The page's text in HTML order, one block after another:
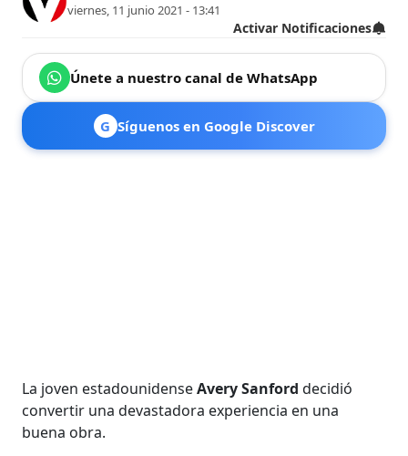
viernes, 11 junio 2021 - 13:41
Activar Notificaciones
Únete a nuestro canal de WhatsApp
G Síguenos en Google Discover
La joven estadounidenseAvery Sanford decidió
convertir una devastadora experiencia en una
buena obra.